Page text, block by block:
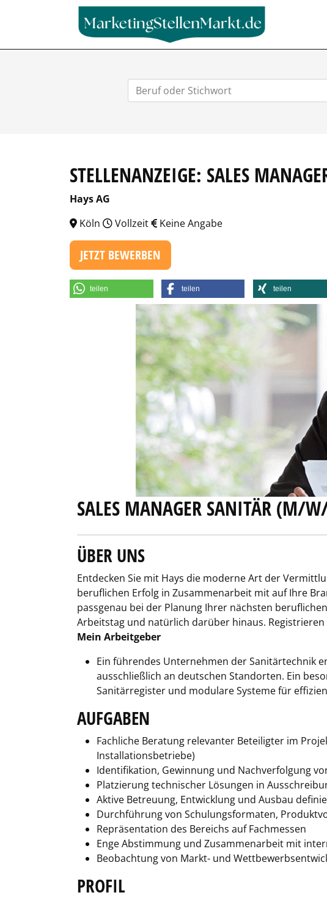
STELLENANZEIGE: SALES
Hays AG
Köln
Vollzeit Keine Angabe
JETZT BEWERBEN
teilen teilen teilen
SALES MANAGER SANITÄR (M/
ÜBER UNS
Entdecken Sie mit Hays die moderne Art der
beruflichen Erfolg in Zusammenarbeit mit auf Ihre
passgenau bei der Planung Ihrer nächsten
Arbeitstag und natürlich darüber hinaus.
Mein Arbeitgeber
Ein führendes Unternehmen der Sanitärtechnik
ausschließlich an deutschen Standorten. Ein
Sanitärregister und modulare Systeme für
AUFGABEN
Fachliche Beratung relevanter Beteiligter im
Installationsbetriebe)
Identifikation, Gewinnung und Nachverfolgung
Platzierung technischer Lösungen in
Aktive Betreuung, Entwicklung und Ausbau
Durchführung von Schulungsformaten,
Repräsentation des Bereichs auf Fachmessen
Enge Abstimmung und Zusammenarbeit mit
Beobachtung von Markt- und
PROFIL